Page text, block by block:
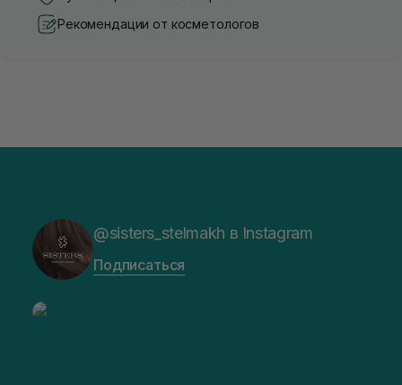
Рекомендации от косметологов
@sisters_stelmakh в Instagram
Подписаться